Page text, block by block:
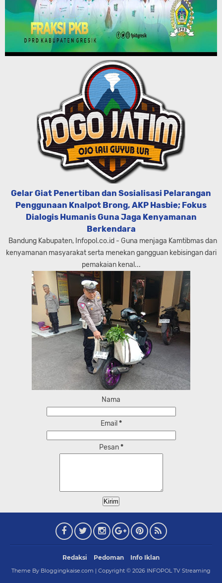
Gelar Giat Penertiban dan Sosialisasi Pelarangan
Penggunaan Knalpot Brong, AKP Hasbie; Fokus
Dialogis Humanis Guna Jaga Kenyamanan
Berkendara
Bandung Kabupaten, Infopol.co.id - Guna menjaga Kamtibmas dan
kenyamanan masyarakat serta menekan gangguan kebisingan dari
pemakaian kenal...
Nama
Email *
Pesan*
Redaksi Pedoman Info Iklan
Theme By Bloggingkaise.com | Copyright © 2026 INFOPOL TV Streaming